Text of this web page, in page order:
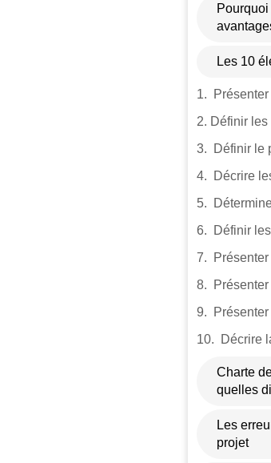
Les 10
1. Présenter
2. Définir
3. Définir le
4. Décrire
5.
6. Définir
7. Présenter
8.
9.
10. Décrire
Charte
quelles
Les
projet